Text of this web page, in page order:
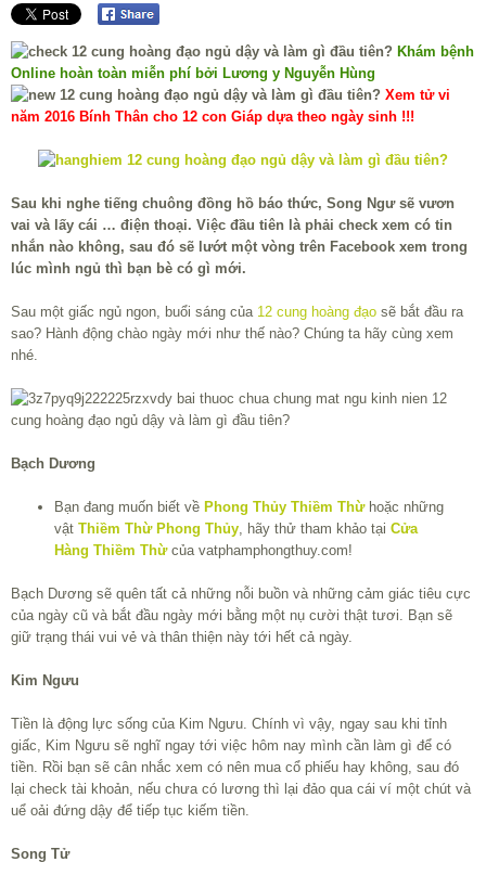
Khám bệnh
Online hoàn toàn miễn phí bởi Lương y Nguyễn Hùng
Xem tử vi
năm 2016 Bính Thân cho 12 con Giáp dựa theo ngày sinh !!!
Sau khi nghe tiếng chuông đồng hồ báo thức, Song Ngư sẽ vươn
vai và lấy cái … điện thoại. Việc đầu tiên là phải check xem có tin
nhắn nào không, sau đó sẽ lướt một vòng trên Facebook xem trong
lúc mình ngủ thì bạn bè có gì mới.
Sau một giấc ngủ ngon, buổi sáng của 12 cung hoàng đạo sẽ bắt đầu ra
sao? Hành động chào ngày mới như thế nào? Chúng ta hãy cùng xem
nhé.
Bạch Dương
Bạn đang muốn biết về Phong Thủy Thiềm Thừhoặc những
vật Thiềm Thừ Phong Thủy, hãy thử tham khảo tại Cửa
Hàng Thiềm Thừcủa vatphamphongthuy.com!
Bạch Dương sẽ quên tất cả những nỗi buồn và những cảm giác tiêu cực
của ngày cũ và bắt đầu ngày mới bằng một nụ cười thật tươi. Bạn sẽ
giữ trạng thái vui vẻ và thân thiện này tới hết cả ngày.
Kim Ngưu
Tiền là động lực sống của Kim Ngưu. Chính vì vậy, ngay sau khi tỉnh
giấc, Kim Ngưu sẽ nghĩ ngay tới việc hôm nay mình cần làm gì để có
tiền. Rồi bạn sẽ cân nhắc xem có nên mua cổ phiếu hay không, sau đó
lại check tài khoản, nếu chưa có lương thì lại đảo qua cái ví một chút và
uể oải đứng dậy để tiếp tục kiếm tiền.
Song Tử